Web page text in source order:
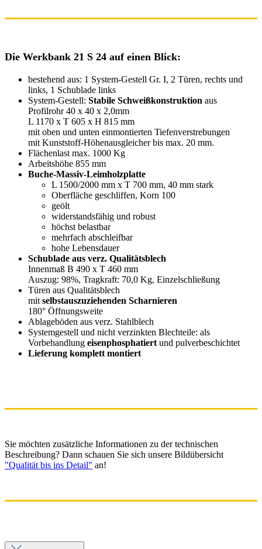
Die Werkbank 21 S 24 auf einen Blick:
bestehend aus: 1 System-Gestell Gr. I, 2 Türen, rechts und
links, 1 Schublade links
System-Gestell: Stabile Schweißkonstruktion aus
Profilrohr40 x 40 x 2,0mm
L 1170 x T 605 x H 815 mm
mit oben und unten einmontierten Tiefenverstrebungen
mit Kunststoff-Höhenausgleicher bis max. 20 mm.
Flächenlast max. 1000 Kg
Arbeitshöhe 855 mm
Buche-Massiv-Leimholzplatte
L 1500/2000 mm x T 700 mm, 40 mm stark
Oberfläche geschliffen, Korn 100
geölt
widerstandsfähig und robust
höchst belastbar
mehrfach abschleifbar
hohe Lebensdauer
Schublade aus verz. Qualitätsblech
Innenmaß B 490 x T 460 mm
Auszug: 98%, Tragkraft: 70,0 Kg, Einzelschließung
Türen aus Qualitätsblech
mit selbstauszuziehenden Scharnieren
180° Öffnungsweite
Ablageböden aus verz. Stahlblech
Systemgestell und nicht verzinkten Blechteile: als
Vorbehandlung eisenphosphatiert und pulverbeschichtet
Lieferung komplett montiert
Sie möchten zusätzliche Informationen zu der technischen
Beschreibung? Dann schauen Sie sich unsere Bildübersicht
"Qualität bis ins Detail" an!